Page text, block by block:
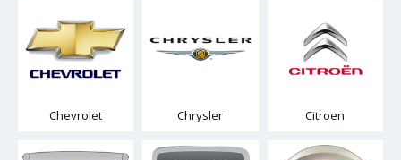
Chevrolet Chrysler Citroen